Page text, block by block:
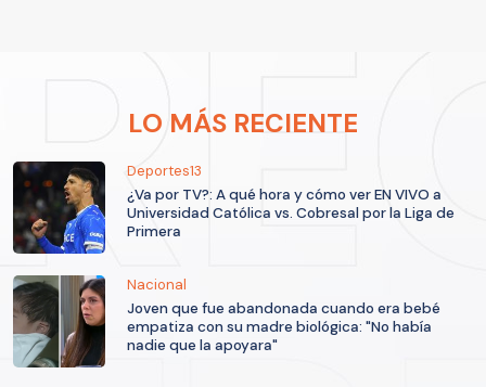
LO MÁS RECIENTE
Deportes13
¿Va por TV?: A qué hora y cómo ver EN VIVO a
Universidad Católica vs. Cobresal por la Liga de
Primera
Nacional
Joven que fue abandonada cuando era bebé
empatiza con su madre biológica: "No había
nadie que la apoyara"